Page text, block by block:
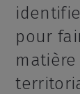
pour